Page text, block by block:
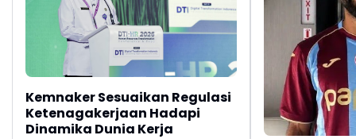
Kemnaker Sesuaikan Regulasi
Ketenagakerjaan Hadapi
Dinamika Dunia Kerja